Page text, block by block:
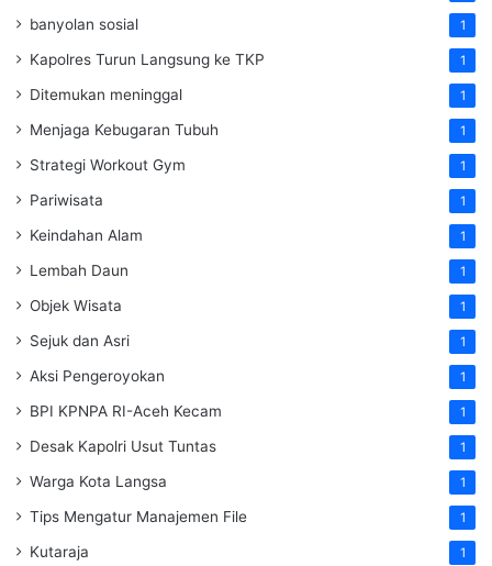
banyolan sosial 1
Kapolres Turun Langsung ke TKP 1
Ditemukan meninggal 1
Menjaga Kebugaran Tubuh 1
Strategi Workout Gym 1
Pariwisata 1
Keindahan Alam 1
Lembah Daun 1
Objek Wisata 1
Sejuk dan Asri 1
Aksi Pengeroyokan 1
BPI KPNPA RI-Aceh Kecam 1
Desak Kapolri Usut Tuntas 1
Warga Kota Langsa 1
Tips Mengatur Manajemen File 1
Kutaraja 1